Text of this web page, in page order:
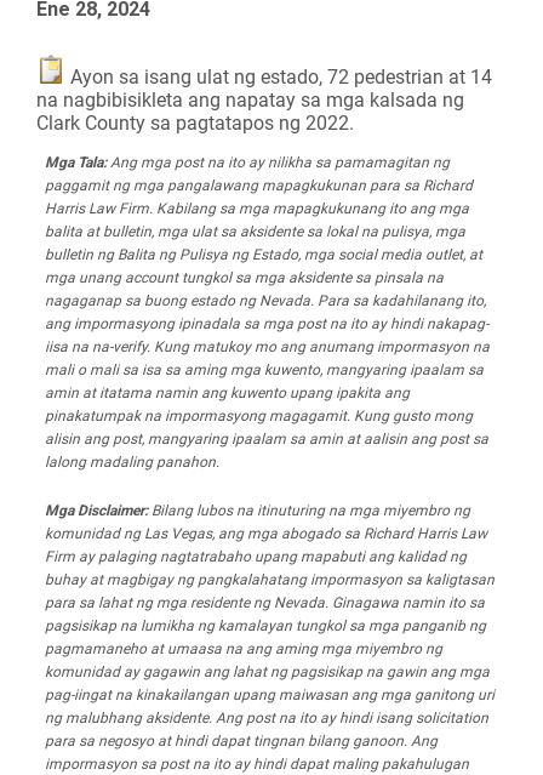
Ene 28, 2024
Ayon sa isang ulat ng estado, 72 pedestrian at 14
na nagbibisikleta ang napatay sa mga kalsada ng
Clark County sa pagtatapos ng 2022.
Mga Tala:Ang mga post na ito ay nilikha sa pamamagitan ng
paggamit ng mga pangalawang mapagkukunan para sa Richard
Harris Law Firm. Kabilang sa mga mapagkukunang ito ang mga
balita at bulletin, mga ulat sa aksidente sa lokal na pulisya, mga
bulletin ng Balita ng Pulisya ng Estado, mga social media outlet, at
mga unang account tungkol sa mga aksidente sa pinsala na
nagaganap sa buong estado ng Nevada. Para sa kadahilanang ito,
ang impormasyong ipinadala sa mga post na ito ay hindi nakapag-
iisa na na-verify. Kung matukoy mo ang anumang impormasyon na
mali o mali sa isa sa aming mga kuwento, mangyaring ipaalam sa
amin at itatama namin ang kuwento upang ipakita ang
pinakatumpak na impormasyong magagamit. Kung gusto mong
alisin ang post, mangyaring ipaalam sa amin at aalisin ang post sa
lalong madaling panahon.
Mga Disclaimer:Bilang lubos na itinuturing na mga miyembro ng
komunidad ng Las Vegas, ang mga abogado sa Richard Harris Law
Firm ay palaging nagtatrabaho upang mapabuti ang kalidad ng
buhay at magbigay ng pangkalahatang impormasyon sa kaligtasan
para sa lahat ng mga residente ng Nevada. Ginagawa namin ito sa
pagsisikap na lumikha ng kamalayan tungkol sa mga panganib ng
pagmamaneho at umaasa na ang aming mga miyembro ng
komunidad ay gagawin ang lahat ng pagsisikap na gawin ang mga
pag-iingat na kinakailangan upang maiwasan ang mga ganitong uri
ng malubhang aksidente. Ang post na ito ay hindi isang solicitation
para sa negosyo at hindi dapat tingnan bilang ganoon. Ang
impormasyon sa post na ito ay hindi dapat maling pakahulugan